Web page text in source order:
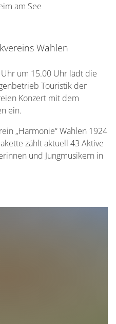
am See
Wahlen
um 15.00 Uhr lädt die
Touristik der
Konzert mit dem
ein.
„Harmonie“ Wahlen 1924
zählt aktuell 43 Aktive
und Jungmusikern in